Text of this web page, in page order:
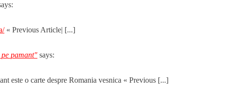
« Previous Article| [...]
pamant" says:
este o carte despre Romania vesnica « Previous [...]